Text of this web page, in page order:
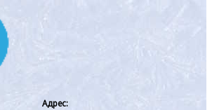
Адрес: